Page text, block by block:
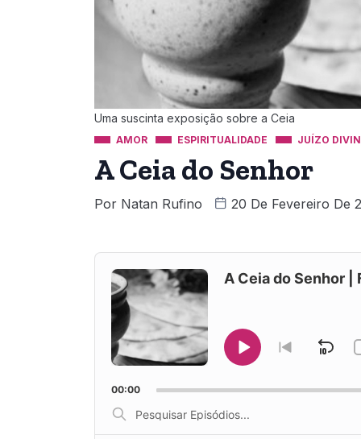
Uma suscinta exposição sobre a Ceia
AMOR ESPIRITUALIDADE JUÍZO
A Ceia do Senhor
Por Natan Rufino 20 De Fevereiro De
Audio
Player
A Ceia do Senhor
Go
previous
Play
Pause
00:00
Pesquisar
Episódios...